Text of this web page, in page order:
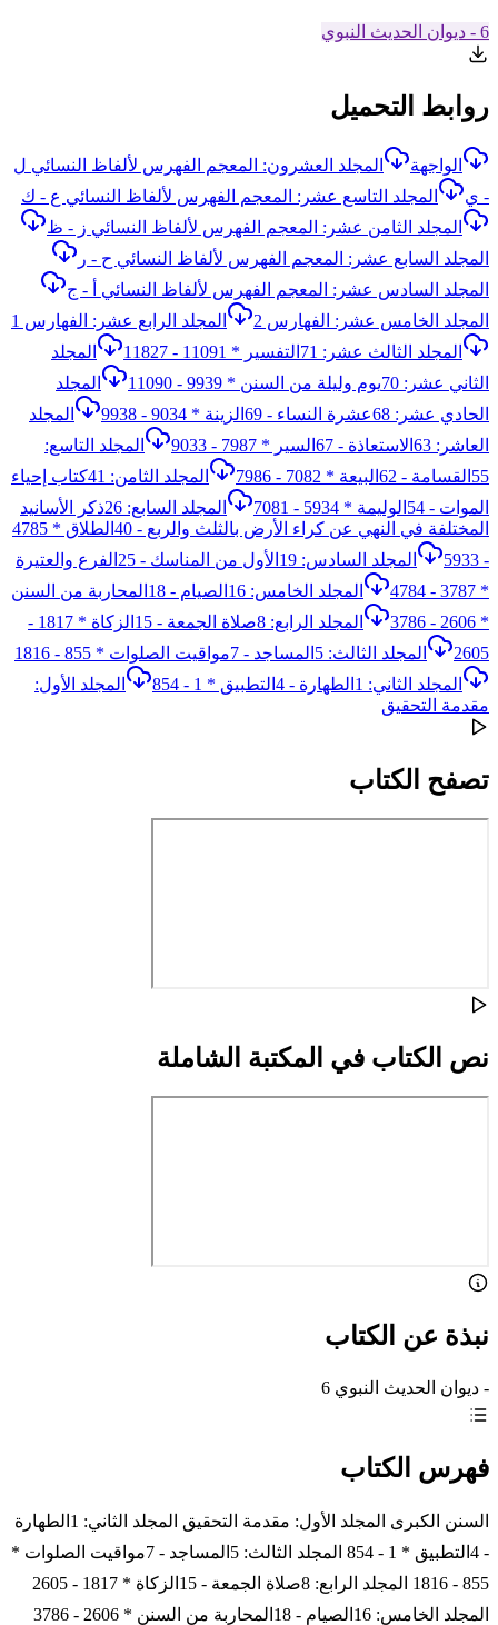
6 - ديوان الحديث النبوي
روابط التحميل
الواجهة
المجلد العشرون: المعجم الفهرس لألفاظ النسائي ل
- ي
المجلد التاسع عشر: المعجم الفهرس لألفاظ النسائي ع - ك
المجلد الثامن عشر: المعجم الفهرس لألفاظ النسائي ز - ظ
المجلد السابع عشر: المعجم الفهرس لألفاظ النسائي ح - ر
المجلد السادس عشر: المعجم الفهرس لألفاظ النسائي أ - ج
المجلد الخامس عشر: الفهارس 2
المجلد الرابع عشر: الفهارس 1
المجلد الثالث عشر: 71التفسير * 11091 - 11827
المجلد
الثاني عشر: 70يوم وليلة من السنن * 9939 - 11090
المجلد
الحادي عشر: 68عشرة النساء - 69الزينة * 9034 - 9938
المجلد
العاشر: 63الاستعاذة - 67السير * 7987 - 9033
المجلد التاسع:
55القسامة - 62البيعة * 7082 - 7986
المجلد الثامن: 41كتاب إحياء
الموات - 54الوليمة * 5934 - 7081
المجلد السابع: 26ذكر الأسانيد
المختلفة في النهي عن كراء الأرض بالثلث والربع - 40الطلاق * 4785
- 5933
المجلد السادس: 19الأول من المناسك - 25الفرع والعتيرة
* 3787 - 4784
المجلد الخامس: 16الصيام - 18المحاربة من السنن
* 2606 - 3786
المجلد الرابع: 8صلاة الجمعة - 15الزكاة * 1817 -
2605
المجلد الثالث: 5المساجد - 7مواقيت الصلوات * 855 - 1816
المجلد الثاني: 1الطهارة - 4التطبيق * 1 - 854
المجلد الأول:
مقدمة التحقيق
تصفح الكتاب
نص الكتاب في المكتبة الشاملة
نبذة عن الكتاب
- ديوان الحديث النبوي 6
فهرس الكتاب
السنن الكبرى المجلد الأول: مقدمة التحقيق المجلد الثاني: 1الطهارة
- 4التطبيق * 1 - 854 المجلد الثالث: 5المساجد - 7مواقيت الصلوات *
855 - 1816 المجلد الرابع: 8صلاة الجمعة - 15الزكاة * 1817 - 2605
المجلد الخامس: 16الصيام - 18المحاربة من السنن * 2606 - 3786